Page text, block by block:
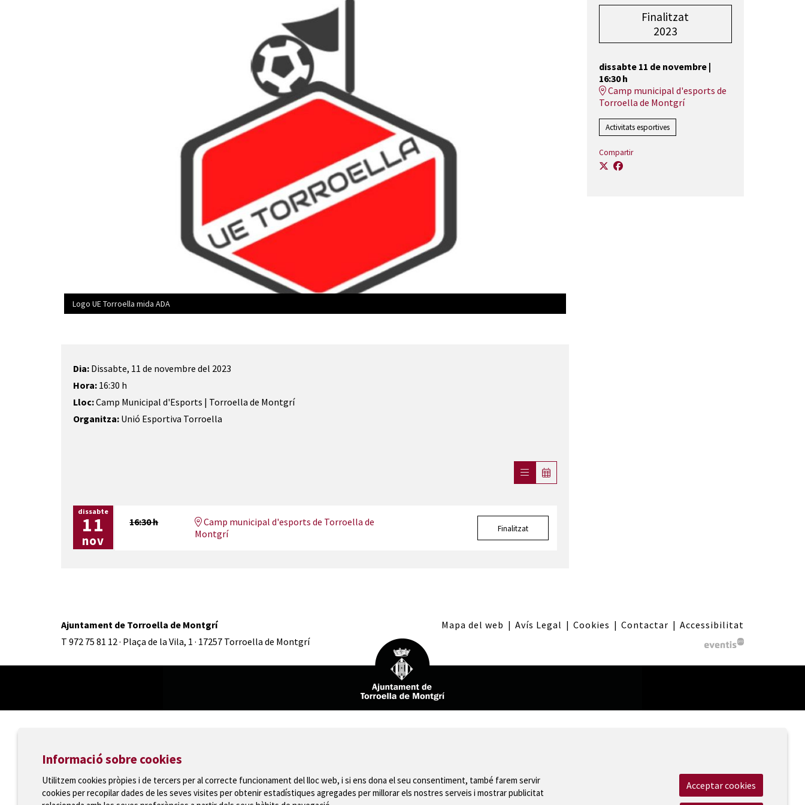
Logo UE Torroella mida ADA
Dia: Dissabte, 11 de novembre del 2023
Hora: 16:30 h
Lloc:Camp Municipal d'Esports | Torroella de Montgrí
Organitza: Unió Esportiva Torroella
dissabte
11
nov
16:30 h
Camp municipal d'esports de Torroella de
Montgrí
Finalitzat
Finalitzat
2023
dissabte 11 de novembre|
16:30 h
Camp municipal d'esports de
Torroella de Montgrí
Activitats esportives
Compartir
Ajuntament de Torroella de Montgrí
T 972 75 81 12 · Plaça de la Vila, 1 · 17257 Torroella de Montgrí
Mapa del web | Avís Legal | Cookies | Contactar | Accessibilitat
Informació sobre cookies
Utilitzem cookies pròpies i de tercers per al correcte funcionament del lloc web, i si ens dona el seu consentiment, també farem servir
cookies per recopilar dades de les seves visites per obtenir estadístiques agregades per millorar els nostres serveis i mostrar publicitat
Acceptar cookies